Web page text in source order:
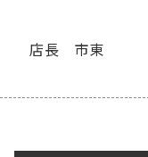
店長 市東